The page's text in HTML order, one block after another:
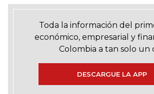
Toda la información del
económico, empresarial y
Colombia a tan solo un
DESCARGUE LA APP